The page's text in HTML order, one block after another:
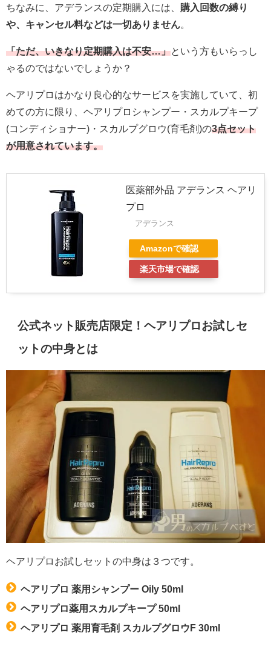
ちなみに、アデランスの定期購入には、
購入回数の縛り
や、キャンセル料などは一切ありません
「ただ、いきなり定期購入は不安…」という方もいらっし
ゃるのではないでしょうか？
ヘアリプロはかなり良心的なサービスを実施していて、初
めての方に限り、ヘアリプロシャンプー・スカルプキープ
(コンディショナー)・スカルプグロウ(育毛剤)の3点セット
が用意されています。
医薬部外品 アデランス ヘアリ
プロ
アデランス
Amazonで確認
楽天市場で確認
公式ネット販売店限定！ヘアリプロお試しセ
ットの中身とは
ヘアリプロお試しセットの中身は３つです。
ヘアリプロ 薬用シャンプー Oily 50ml
ヘアリプロ薬用スカルプキープ 50ml
ヘアリプロ 薬用育毛剤 スカルプグロウF 30ml